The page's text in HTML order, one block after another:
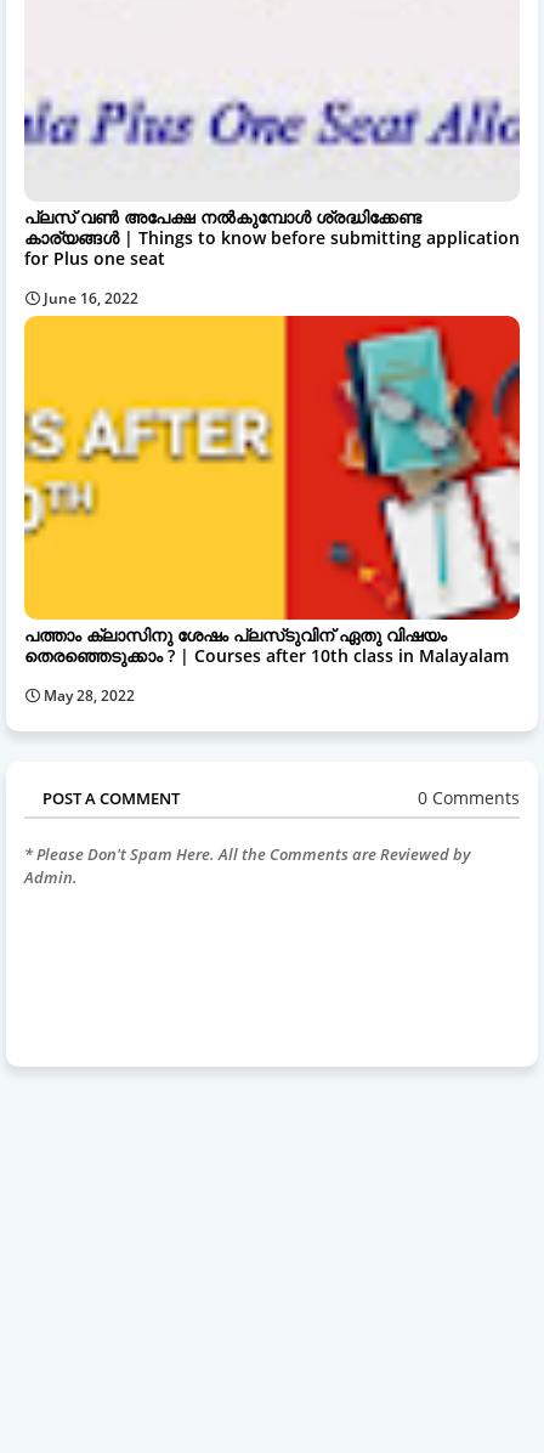
പ്ലസ് വൺ അപേക്ഷ നൽകുമ്പോൾ ശ്രദ്ധിക്കേണ്ട
കാര്യങ്ങൾ | Things to know before submitting application
for Plus one seat
June 16, 2022
പത്താം ക്ലാസിനു ശേഷം പ്ലസ്‌ടുവിന് ഏതു വിഷയം
തെരഞ്ഞെടുക്കാം ? | Courses after 10th class in Malayalam
May 28, 2022
POST A COMMENT 0 Comments
* Please Don't Spam Here. All the Comments are Reviewed by
Admin.